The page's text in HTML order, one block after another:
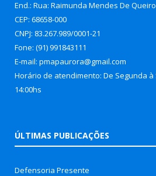
End.: Rua: Raimunda Mendes De
CEP: 68658-000
CNPJ: 83.267.989/0001-21
Fone: (91) 991843111
E-mail: pmapaurora@gmail.com
Horário de atendimento: De Segunda à
14:00hs
ÚLTIMAS PUBLICAÇÕES
Defensoria Presente